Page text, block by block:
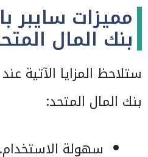
مميزات سايبر
بنك المال
ستلاحظ المزايا الآتية
بنك المال المتحد:
سهولة الاستخدام.